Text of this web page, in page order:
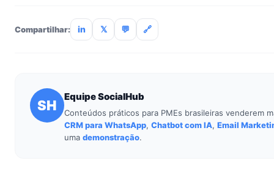
Compartilhar: in 𝕏 💬 🔗
SH
Equipe SocialHub
Conteúdos práticos para PMEs brasileiras venderem
CRM para WhatsApp, Chatbot com IA, Email
uma demonstração.